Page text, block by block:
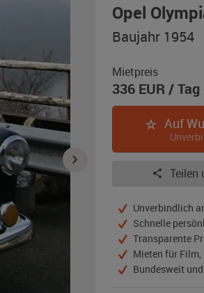
Opel
Baujahr 1954
Mietpreis
336 EUR/ Tag
Auf
Teilen
Unverbindlich
Schnelle
Transparente
Mieten für Film,
Bundesweit